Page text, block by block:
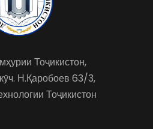
Тоҷикистон,
Н.Қаробоев 63/3,
Тоҷикистон